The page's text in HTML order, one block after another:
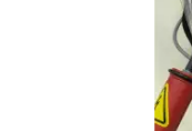
Точность